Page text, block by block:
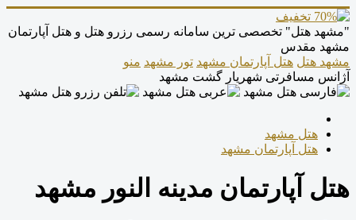
"مشهد هتل" تخصصی ترین سامانه رسمی رزرو هتل و هتل آپارتمان
مشهد مقدس
مشهد هتل هتل آپارتمان مشهد تور مشهد منو
آژانس مسافرتی شهریار گشت مشهد
هتل مشهد
هتل آپارتمان مشهد
هتل آپارتمان مدینه النور مشهد